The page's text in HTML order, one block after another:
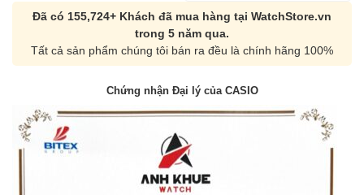
Đã có 155,724+ Khách đã mua hàng tại WatchStore.vn
trong 5 năm qua.
Tất cả sản phẩm chúng tôi bán ra đều là chính hãng 100%
Chứng nhận Đại lý của CASIO